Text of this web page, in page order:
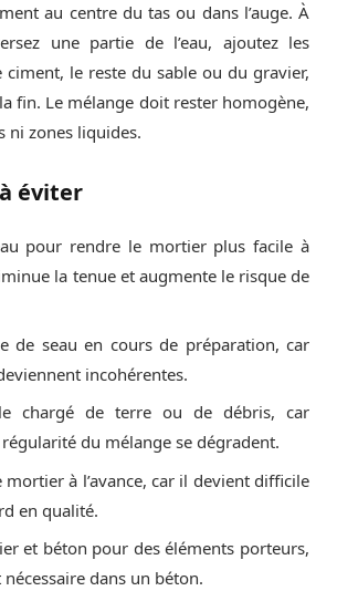
au centre du tas ou dans l’auge. À
une partie de l’eau, ajoutez les
ciment, le reste du sable ou du gravier,
fin. Le mélange doit rester homogène,
ni zones liquides.
éviter
pour rendre le mortier plus facile à
la tenue et augmente le risque de
de seau en cours de préparation, car
incohérentes.
chargé de terre ou de débris, car
régularité du mélange se dégradent.
à l’avance, car il devient difficile
en qualité.
et béton pour des éléments porteurs,
dans un béton.